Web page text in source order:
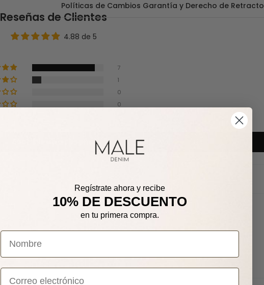
Políticas de Cambios Garantía y Derecho de Retracto
Reseñas de Clientes
4.88 de 5
7
1
0
0
Regístrate ahora y recibe
10% DE DESCUENTO
en tu primera compra.
Correo electrónico